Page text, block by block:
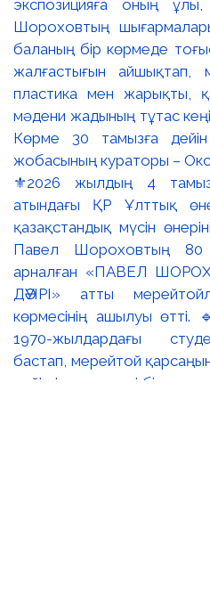
⚜️2026 жылдың 4 тамыз
атындағы ҚР Ұлттық
қазақстандық мүсін
Павел Шороховтың 80
арналған «ПАВЕЛ
ДӘУІРІ» атты
көрмесінің ашылуы өтті.
1970-жылдардағы
бастап, мерейтой
дейінгі әр кезеңді бір